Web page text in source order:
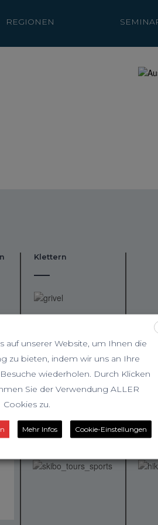
REGIONEN
Klettern
auf unserer Website, um Ihnen die
zu bieten, indem wir uns an Ihre
wiederholen. Durch Klicken
Sie der Verwendung ALLER
Cookies zu.
Mehr Infos Cookie-Einstellungen